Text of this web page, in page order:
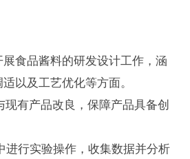
食品酱料的研发设计工作，涵
以及工艺优化等方面。
有产品改良，保障产品具备创
进行实验操作，收集数据并分析